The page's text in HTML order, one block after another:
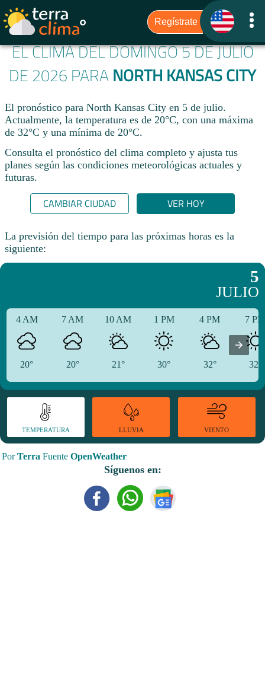
EL CLIMA DEL DOMINGO 5 DE JULIO
DE 2026 PARA NORTH KANSAS CITY
El pronóstico para North Kansas City en 5 de julio.
Actualmente, la temperatura es de 20°C, con una máxima
de 32°C y una mínima de 20°C.
Consulta el pronóstico del clima completo y ajusta tus
planes según las condiciones meteorológicas actuales y
futuras.
CAMBIAR CIUDAD VER HOY
La previsión del tiempo para las próximas horas es la
siguiente:
5
JULIO
4 AM
20°
7 AM
20°
10 AM
21°
1 PM
30°
4 PM
32°
7
32°
TEMPERATURA LLUVIA VIENTO
PorTerra Fuente OpenWeather
Síguenos en: